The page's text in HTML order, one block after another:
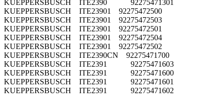
KUEPPERSBUSCH ITE2390 92275471301
KUEPPERSBUSCH ITE23901 92275472500
KUEPPERSBUSCH ITE23901 92275472503
KUEPPERSBUSCH ITE23901 92275472501
KUEPPERSBUSCH ITE23901 92275472504
KUEPPERSBUSCH ITE23901 92275472502
KUEPPERSBUSCH ITE2390CN 92275471700
KUEPPERSBUSCH ITE2391 92275471603
KUEPPERSBUSCH ITE2391 92275471600
KUEPPERSBUSCH ITE2391 92275471601
KUEPPERSBUSCH ITE2391 92275471602